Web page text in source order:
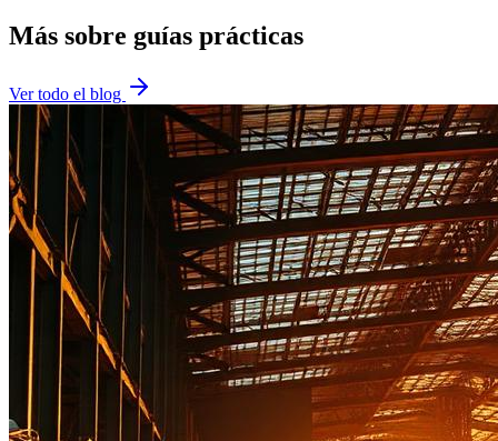
Más sobre guías prácticas
Ver todo el blog